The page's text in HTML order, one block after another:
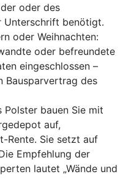
oder des
Unterschrift benötigt.
oder Weihnachten:
oder befreundete
eingeschlossen –
Bausparvertrag des
Polster bauen Sie mit
auf,
Rente. Sie setzt auf
Empfehlung der
lautet „Wände und